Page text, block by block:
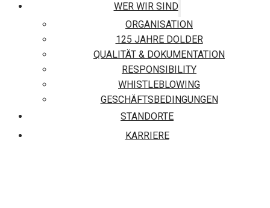
WER WIR SIND
ORGANISATION
125 JAHRE DOLDER
QUALITÄT & DOKUMENTATION
RESPONSIBILITY
WHISTLEBLOWING
GESCHÄFTSBEDINGUNGEN
STANDORTE
KARRIERE